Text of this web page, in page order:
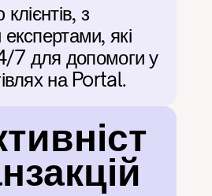
з
які
7 для допомоги у
на Portal.